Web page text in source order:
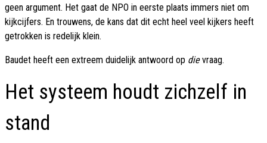
geen argument. Het gaat de NPO in eerste plaats immers niet om
kijkcijfers. En trouwens, de kans dat dit echt heel veel kijkers heeft
getrokken is redelijk klein.
Baudet heeft een extreem duidelijk antwoord op dievraag.
Het systeem houdt zichzelf in
stand